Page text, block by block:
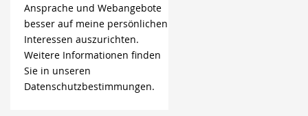
Ansprache und Webangebote
besser auf meine persönlichen
Interessen auszurichten.
Weitere Informationen finden
Sie in unseren
Datenschutzbestimmungen.